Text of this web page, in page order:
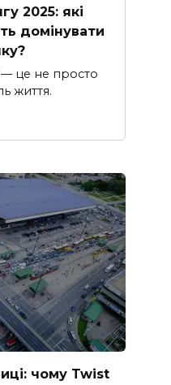
2025: які
домінувати
— це не просто
життя.
чому Twist